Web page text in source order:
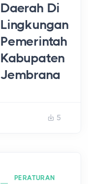
Daerah Di
Lingkungan
Pemerintah
Kabupaten
Jembrana
5
PERATURAN